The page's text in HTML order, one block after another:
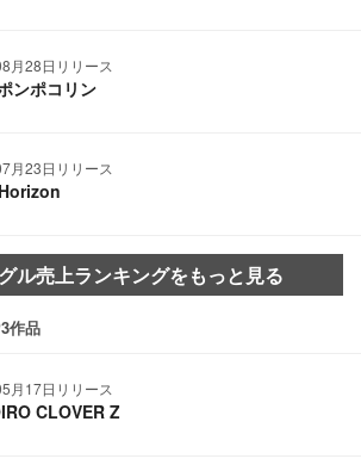
月28日リリース
ンポコリン
月23日リリース
ル売上ランキングをもっと見る
作品
月17日リリース
CLOVER Z